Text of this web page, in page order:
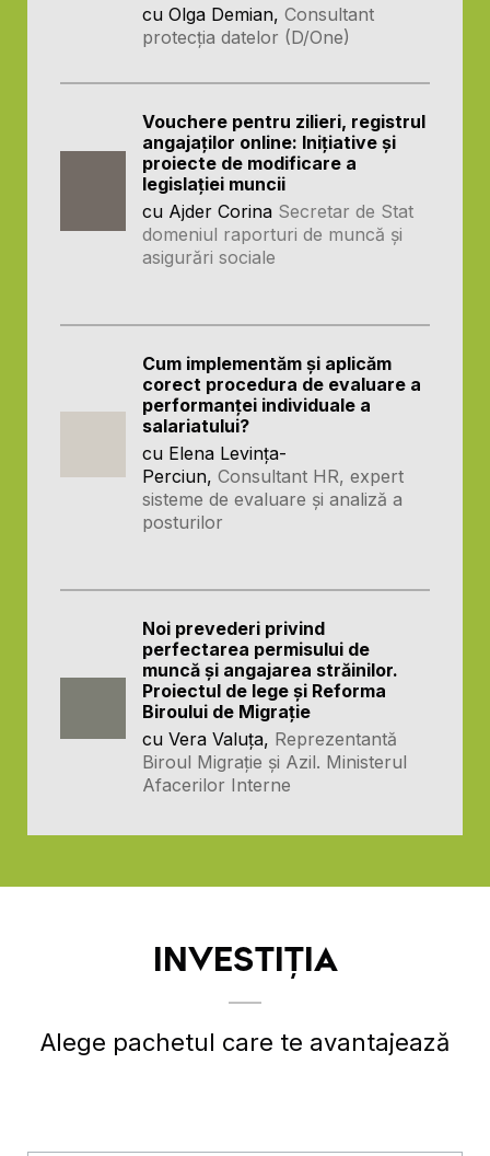
cu Olga Demian, Consultant
protecția datelor (D/One)
Vouchere pentru zilieri, registrul
angajaților online: Inițiative și
proiecte de modificare a
legislației muncii
cu Ajder Corina Secretar de Stat
domeniul raporturi de muncă și
asigurări sociale
Cum implementăm și aplicăm
corect procedura de evaluare a
performanței individuale a
salariatului?
cu Elena Levința-
Perciun, Consultant HR, expert
sisteme de evaluare și analiză a
posturilor
Noi prevederi privind
perfectarea permisului de
muncă și angajarea străinilor.
Proiectul de lege și Reforma
Biroului de Migrație
cu Vera Valuța, Reprezentantă
Biroul Migrație și Azil. Ministerul
Afacerilor Interne
INVESTIȚIA
Alege pachetul care te avantajează